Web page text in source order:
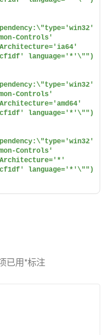
Controls'
language='*'\"")
Controls'
language='*'\"")
Controls'
language='*'\"")
已用*标注